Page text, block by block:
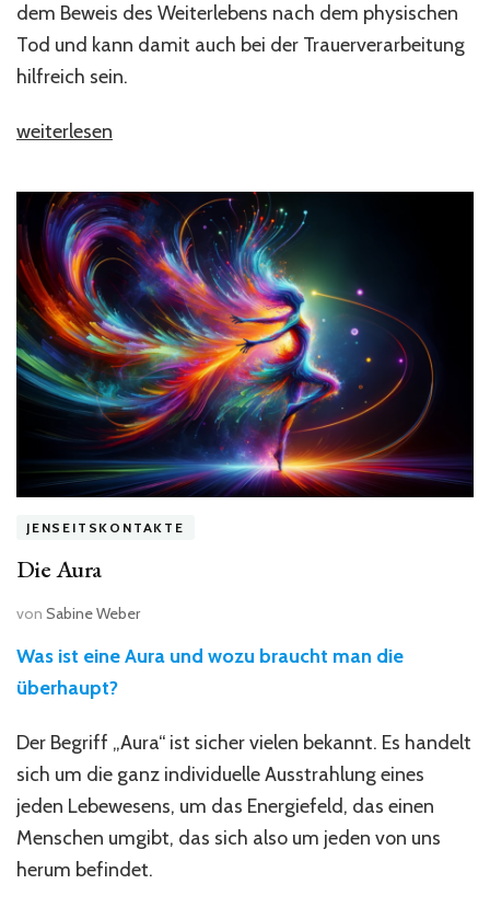
dem Beweis des Weiterlebens nach dem physischen
Tod und kann damit auch bei der Trauerverarbeitung
hilfreich sein.
„Was
eigentlich
ein
Jenseits-
Kontakt?“
weiterlesen
JENSEITSKONTAKTE
Die Aura
von Sabine Weber
Was ist eine Aura und wozu braucht man die
überhaupt?
Der Begriff „Aura“ ist sicher vielen bekannt. Es handelt
sich um die ganz individuelle Ausstrahlung eines
jeden Lebewesens, um das Energiefeld, das einen
Menschen umgibt, das sich also um jeden von uns
herum befindet.